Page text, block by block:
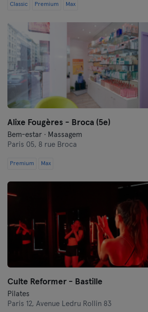
Classic Premium Max
Alixe Fougères - Broca (5e)
Bem-estar · Massagem
Paris 05, 8 rue Broca
Premium Max
Culte Reformer - Bastille
Pilates
Paris 12, Avenue Ledru Rollin 83